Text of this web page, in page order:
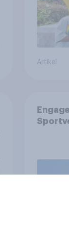
Artikel